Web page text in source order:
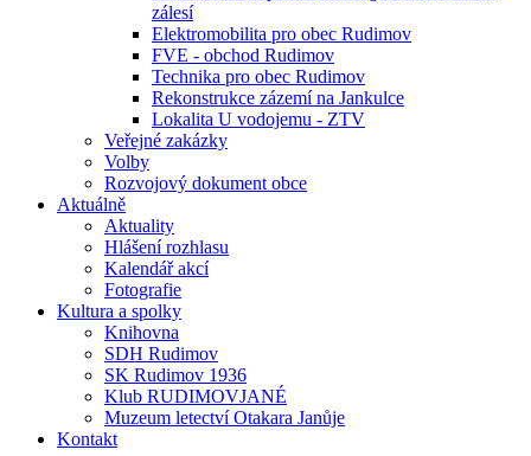
zálesí
Elektromobilita pro obec Rudimov
FVE - obchod Rudimov
Technika pro obec Rudimov
Rekonstrukce zázemí na Jankulce
Lokalita U vodojemu - ZTV
Veřejné zakázky
Volby
Rozvojový dokument obce
Aktuálně
Aktuality
Hlášení rozhlasu
Kalendář akcí
Fotografie
Kultura a spolky
Knihovna
SDH Rudimov
SK Rudimov 1936
Klub RUDIMOVJANÉ
Muzeum letectví Otakara Janůje
Kontakt